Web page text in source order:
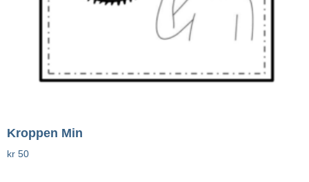
Kroppen Min
kr 50